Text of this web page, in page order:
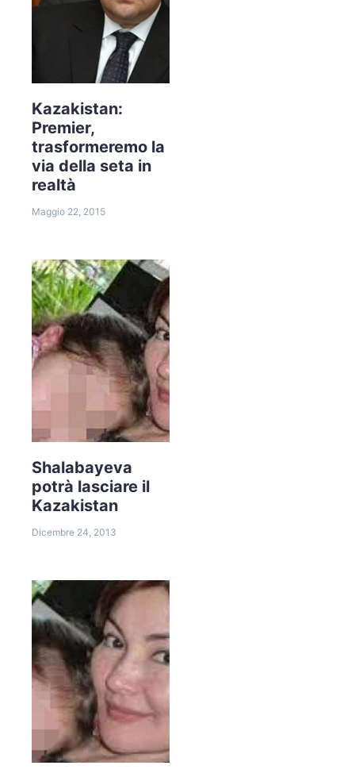
Kazakistan:
Premier,
trasformeremo la
via della seta in
realtà
Maggio 22, 2015
Shalabayeva
potrà lasciare il
Kazakistan
Dicembre 24, 2013